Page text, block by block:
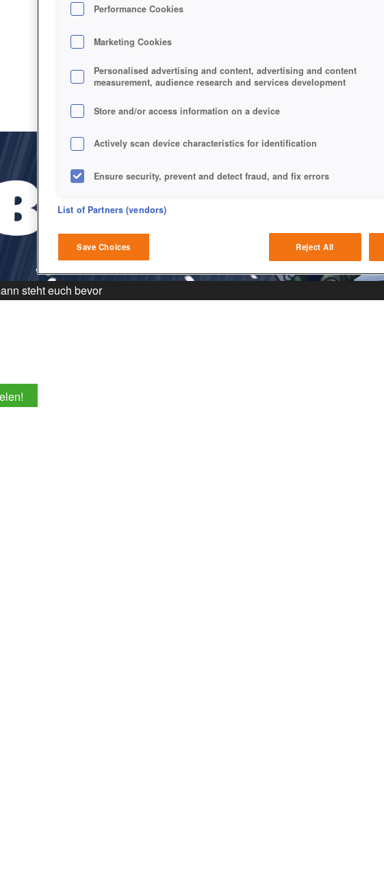
steht euch bevor
Performance Cookies
Marketing Cookies
Personalised advertising and content, advertising and content
measurement, audience research and services development
Store and/or access information on a device
Actively scan device characteristics for identification
Ensure security, prevent and detect fraud, and fix errors
Deliver and present advertising and content
Match and combine data from other data sources
Link different devices
List of Partners (vendors)
Save Choices Reject All